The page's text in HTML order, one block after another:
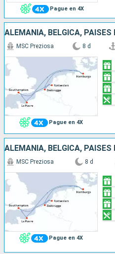
Pague en 4X
Pague en 4X
MSC Preziosa 8 d
Pague en 4X
MSC Preziosa 8 d